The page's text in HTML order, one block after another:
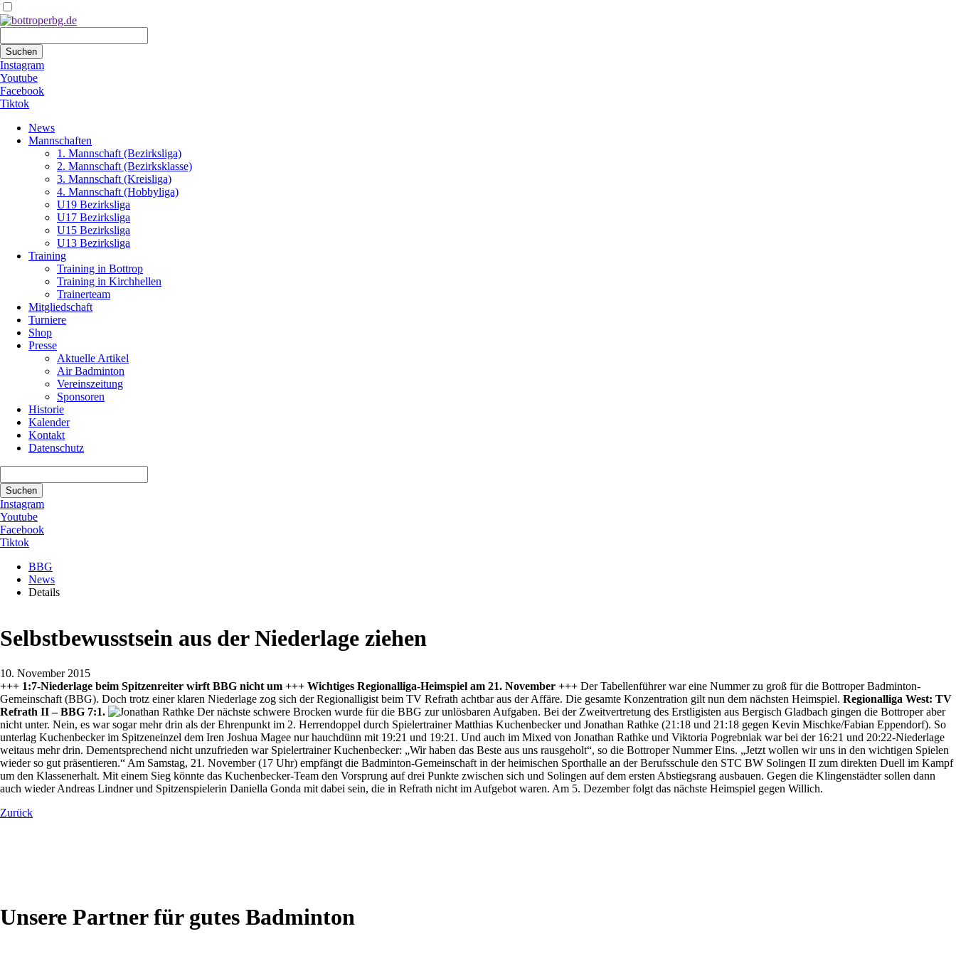
Suchen
Instagram
Youtube
Facebook
Tiktok
überspringen
News
Mannschaften
1. Mannschaft (Bezirksliga)
2. Mannschaft (Bezirksklasse)
3. Mannschaft (Kreisliga)
4. Mannschaft (Hobbyliga)
U19 Bezirksliga
U17 Bezirksliga
U15 Bezirksliga
U13 Bezirksliga
Training
Training in Bottrop
Training in Kirchhellen
Trainerteam
Mitgliedschaft
Turniere
Shop
Presse
Aktuelle Artikel
Air Badminton
Vereinszeitung
Sponsoren
Historie
Kalender
Kontakt
Datenschutz
Suchen
Instagram
Youtube
Facebook
Tiktok
BBG
News
Details
Selbstbewusstsein aus der Niederlage ziehen
10. November 2015
+++ 1:7-Niederlage beim Spitzenreiter wirft BBG nicht um +++ Wichtiges Regionalliga-Heimspiel am 21. November +++ Der Tabellenführer war eine Nummer zu groß für die Bottroper Badminton-
Gemeinschaft (BBG). Doch trotz einer klaren Niederlage zog sich der Regionalligist beim TV Refrath achtbar aus der Affäre. Die gesamte Konzentration gilt nun dem nächsten Heimspiel. Regionalliga West: TV
Refrath II – BBG 7:1.
Der nächste schwere Brocken wurde für die BBG zur unlösbaren Aufgaben. Bei der Zweitvertretung des Erstligisten aus Bergisch Gladbach gingen die Bottroper aber
nicht unter. Nein, es war sogar mehr drin als der Ehrenpunkt im 2. Herrendoppel durch Spielertrainer Matthias Kuchenbecker und Jonathan Rathke (21:18 und 21:18 gegen Kevin Mischke/Fabian Eppendorf). So
unterlag Kuchenbecker im Spitzeneinzel dem Iren Joshua Magee nur hauchdünn mit 19:21 und 19:21. Und auch im Mixed von Jonathan Rathke und Viktoria Pogrebniak war bei der 16:21 und 20:22-Niederlage
weitaus mehr drin. Dementsprechend nicht unzufrieden war Spielertrainer Kuchenbecker: „Wir haben das Beste aus uns rausgeholt“, so die Bottroper Nummer Eins. „Jetzt wollen wir uns in den wichtigen Spielen
wieder so gut präsentieren.“ Am Samstag, 21. November (17 Uhr) empfängt die Badminton-Gemeinschaft in der heimischen Sporthalle an der Berufsschule den STC BW Solingen II zum direkten Duell im Kampf
um den Klassenerhalt. Mit einem Sieg könnte das Kuchenbecker-Team den Vorsprung auf drei Punkte zwischen sich und Solingen auf dem ersten Abstiegsrang ausbauen. Gegen die Klingenstädter sollen dann
auch wieder Andreas Lindner und Spitzenspielerin Daniella Gonda mit dabei sein, die in Refrath nicht im Aufgebot waren. Am 5. Dezember folgt das nächste Heimspiel gegen Willich.
Zurück
Unsere Partner für gutes Badminton